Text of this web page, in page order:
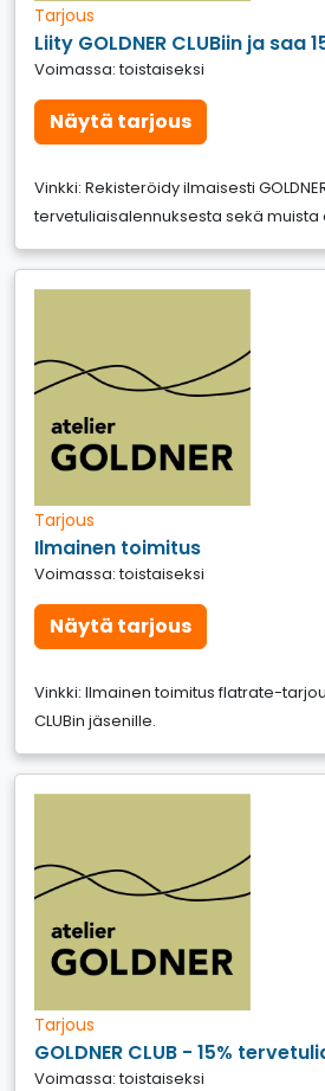
Tarjous
Liity GOLDNER CLUBiin ja saa
Voimassa: toistaiseksi
Näytä tarjous
Vinkki: Rekisteröidy ilmaisesti
tervetuliaisalennuksesta sekä muista
Tarjous
Ilmainen toimitus
Voimassa: toistaiseksi
Näytä tarjous
Vinkki: Ilmainen toimitus flatrate-
CLUBin jäsenille.
Tarjous
GOLDNER CLUB - 15%
Voimassa: toistaiseksi